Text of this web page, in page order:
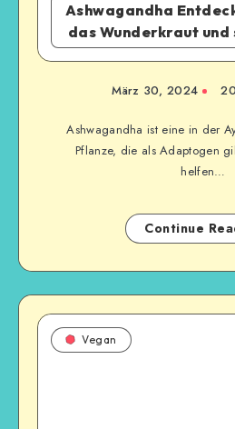
Ashwagandha
das Wunderkraut und
März 30, 2024 20
Ashwagandha ist eine in der
Pflanze, die als Adaptogen
helfen…
Continue
Vegan